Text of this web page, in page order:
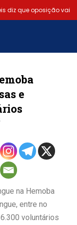
diz que oposição vai
estratégia para
nacional |
e emitir título
(6)
| Prefeitura
Freitas disponibiliza
de alertas de
para população
e
na Hemoba
entre no
voluntários